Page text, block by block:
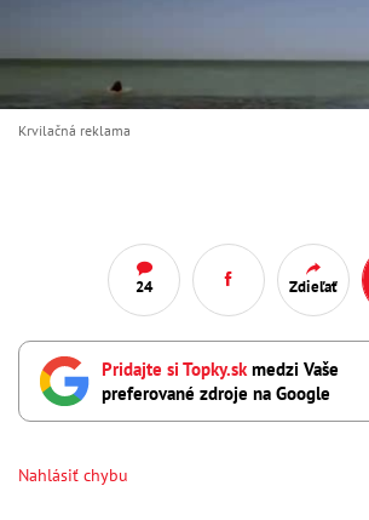
Krvilačná reklama
24 Zdieľať
Pridajte si Topky.sk medzi Vaše
preferované zdroje na Google
Nahlásiť chybu